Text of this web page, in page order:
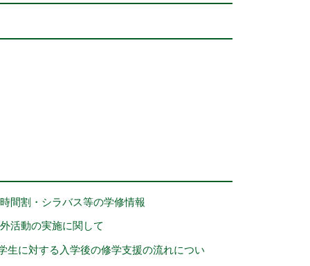
時間割・シラバス等の学修情報
活動の実施に関して
生に対する入学後の修学支援の流れについ